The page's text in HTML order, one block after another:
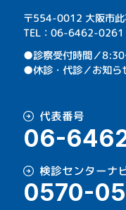
〒554-0012 大阪市
TEL：06-6462-
⁩●診察受付時間／
●休診・代診／お知ら
代表番号
06-
検診センターナ
0570-